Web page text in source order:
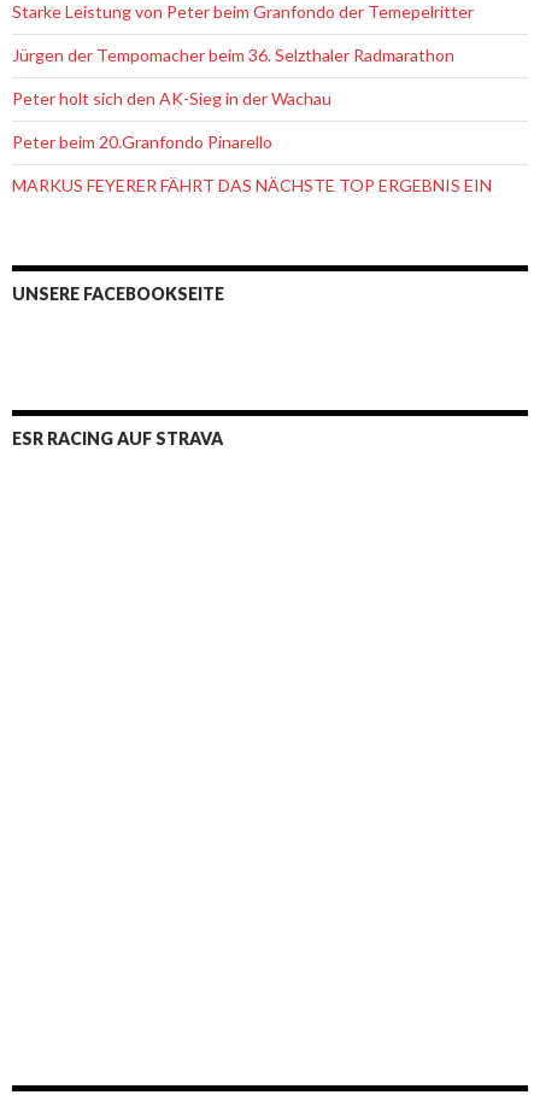
Starke Leistung von Peter beim Granfondo der Temepelritter
Jürgen der Tempomacher beim 36. Selzthaler Radmarathon
Peter holt sich den AK-Sieg in der Wachau
Peter beim 20.Granfondo Pinarello
MARKUS FEYERER FÄHRT DAS NÄCHSTE TOP ERGEBNIS EIN
UNSERE FACEBOOKSEITE
ESR RACING AUF STRAVA